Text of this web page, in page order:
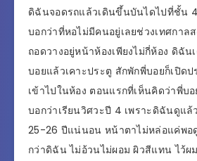
ดิฉันจอดรถแล้วเดินขึ้นบันไดไปที่ชั้น
บอกว่าที่หอไม่มีคนอยู่เลยช่วงเทศกาล
ถอดวางอยู่หน้าห้องเพียงไม่กี่ห้อง ดิฉั
บอยแล้วเคาะประตู สักพักพี่บอยก็เปิด
เข้าไปในห้อง ตอนแรกที่เห็นคิดว่าพี่บ
บอกว่าเรียนวิศวะปี 4 เพราะดิฉันดูแล้
25-26 ปีแน่นอน หน้าตาไม่หล่อแค่พอ
กว่าดิฉัน ไม่อ้วนไม่ผอม ผิวสีแทน ไว้